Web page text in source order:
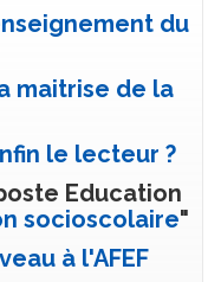
du
maitrise de la
le lecteur ?
Education
socioscolaire"
à l'AFEF